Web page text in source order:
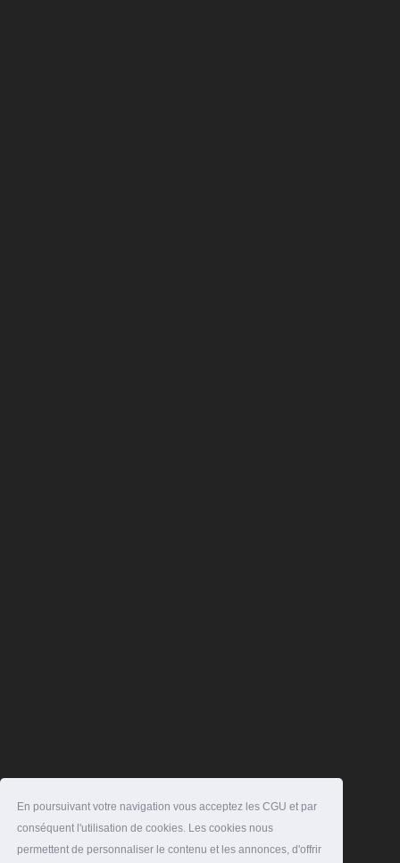
En poursuivant votre navigation vous acceptez les CGU et par
conséquent l'utilisation de cookies. Les cookies nous
permettent de personnaliser le contenu et les annonces, d'offrir